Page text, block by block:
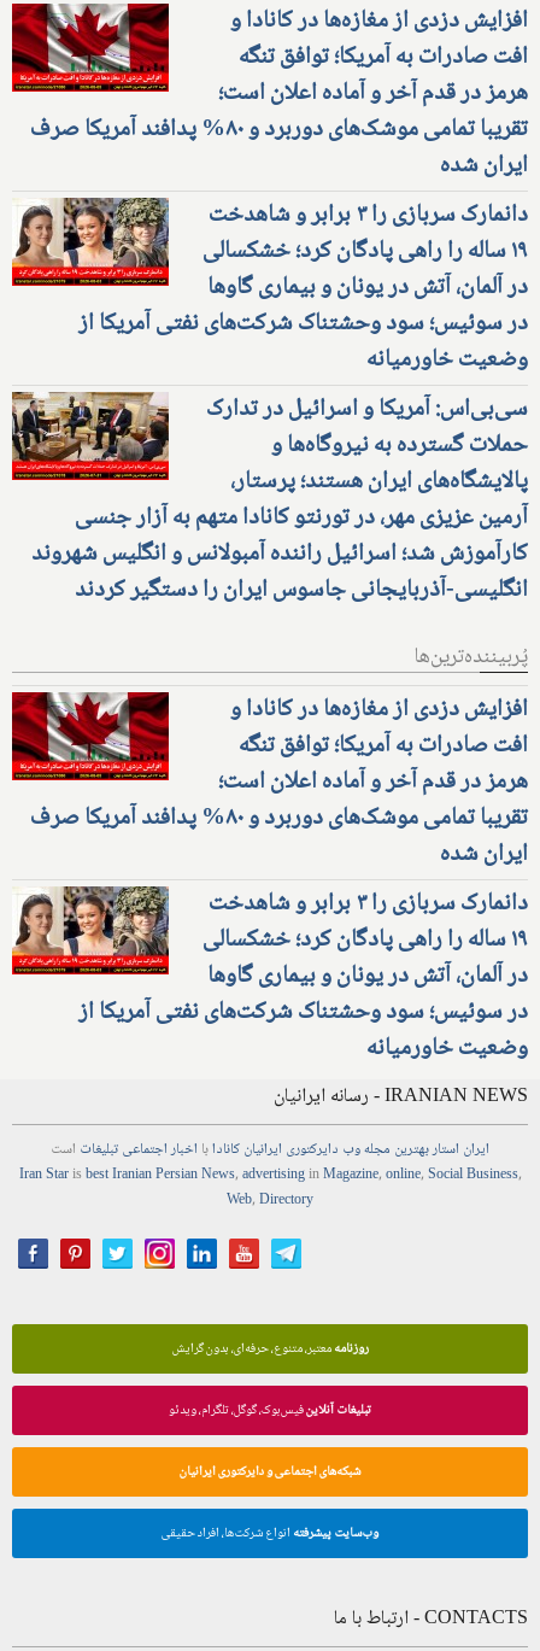
افزایش دزدی از مغازه‌ها در کانادا و
افت صادرات به آمریکا؛ توافق تنگه
هرمز در قدم آخر و آماده اعلان است؛
تقریبا تمامی موشک‌های دوربرد و ۸۰% پدافند آمریکا صرف
ایران شده
دانمارک سربازی را ۳ برابر و شاهدخت
۱۹ ساله را راهی پادگان کرد؛ خشکسالی
در آلمان، آتش در یونان و بیماری گاوها
در سوئیس؛ سود وحشتناک شرکت‌های نفتی آمریکا از
وضعیت خاورمیانه
سی‌بی‌اس: آمریکا و اسرائیل در تدارک
حملات گسترده به نیروگاه‌ها و
پالایشگاه‌های ایران هستند؛ پرستار،
آرمین عزیزی مهر، در تورنتو کانادا متهم به آزار جنسی
کارآموزش شد؛ اسرائیل راننده آمبولانس و انگلیس شهروند
انگلیسی-آذربایجانی جاسوس ایران را دستگیر کردند
پُربیننده‌ترین‌ها
افزایش دزدی از مغازه‌ها در کانادا و
افت صادرات به آمریکا؛ توافق تنگه
هرمز در قدم آخر و آماده اعلان است؛
تقریبا تمامی موشک‌های دوربرد و ۸۰% پدافند آمریکا صرف
ایران شده
دانمارک سربازی را ۳ برابر و شاهدخت
۱۹ ساله را راهی پادگان کرد؛ خشکسالی
در آلمان، آتش در یونان و بیماری گاوها
در سوئیس؛ سود وحشتناک شرکت‌های نفتی آمریکا از
وضعیت خاورمیانه
IRANIAN NEWS - رسانه ایرانیان
ایران استاربهترین مجلهوب دایرکتوری ایرانیان کانادابا اخباراجتماعیتبلیغات است
Iran Starisbest Iranian PersianNews,advertisinginMagazine,online,Social Business,
Web,Directory
روزنامهمعتبر، متنوع، حرفه‌ای، بدون گرایش
تبلیغات آنلاینفیس‌بوک، گوگل، تلگرام، ویدئو
شبکه‌های اجتماعی و دایرکتوری ایرانیان
وب‌سایت پیشرفته انواع شرکت‌ها، افراد حقیقی
CONTACTS - ارتباط با ما